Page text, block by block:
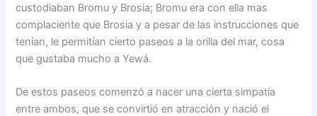
custodiaban Bromu y Brosia; Bromu era con ella mas
complaciente que Brosia y a pesar de las instrucciones que
tenían, le permitían cierto paseos a la orilla del mar, cosa
que gustaba mucho a Yewá.
De estos paseos comenzó a nacer una cierta simpatía
entre ambos, que se convirtió en atracción y nació el